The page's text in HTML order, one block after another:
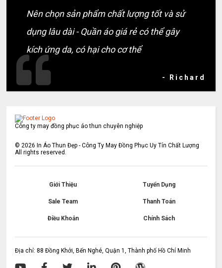
Nên chọn sản phẩm chất lượng tốt và sử
dụng lâu dài - Quần áo giá rẻ có thể gây
kích ứng da, có hại cho cơ thể
- Richard
Công ty may đồng phục áo thun chuyên nghiệp
©2026 In Áo Thun Đẹp - Công Ty May Đồng Phục Uy Tín Chất Lượng
All rights reserved.
Giới Thiệu Tuyển Dụng
Sale Team Thanh Toán
Điều Khoản Chính Sách
Địa chỉ: 88 Đồng Khởi, Bến Nghé, Quận 1, Thành phố Hồ Chí Minh